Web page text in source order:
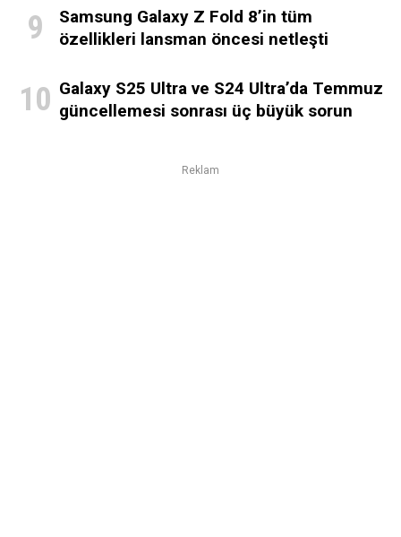
Samsung Galaxy Z Fold 8’in tüm
özellikleri lansman öncesi netleşti
Galaxy S25 Ultra ve S24 Ultra’da Temmuz
güncellemesi sonrası üç büyük sorun
Reklam